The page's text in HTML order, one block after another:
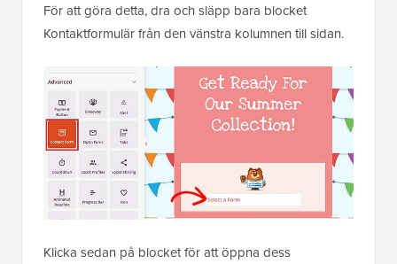
För att göra detta, dra och släpp bara blocket
Kontaktformulär från den vänstra kolumnen till sidan.
Klicka sedan på blocket för att öppna dess